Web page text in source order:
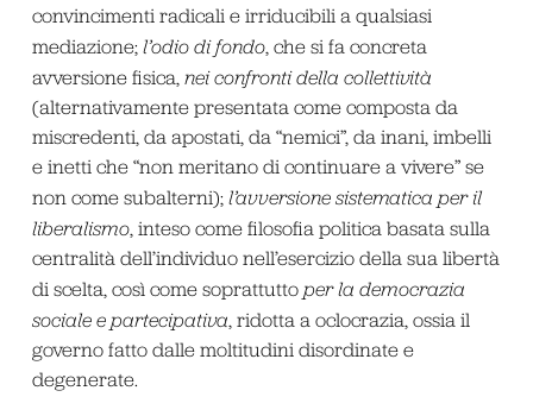
convincimenti radicali e irriducibili a qualsiasi
mediazione; l’odio di fondo, che si fa concreta
avversione fisica, nei confronti della collettività
(alternativamente presentata come composta da
miscredenti, da apostati, da “nemici”, da inani, imbelli
e inetti che “non meritano di continuare a vivere” se
non come subalterni); l’avversione sistematica per il
liberalismo, inteso come filosofia politica basata sulla
centralità dell’individuo nell’esercizio della sua libertà
di scelta, così come soprattutto per la democrazia
sociale e partecipativa, ridotta a oclocrazia, ossia il
governo fatto dalle moltitudini disordinate e
degenerate.